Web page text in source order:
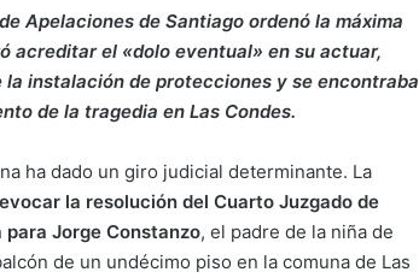
Apelaciones de Santiago ordenó la máxima
acreditar el «dolo eventual» en su actuar,
instalación de protecciones y se encontraba
de la tragedia en Las Condes.
ha dado un giro judicial determinante. La
la resolución del Cuarto Juzgado de
Jorge Constanzo, el padre de la niña de
de un undécimo piso en la comuna de Las